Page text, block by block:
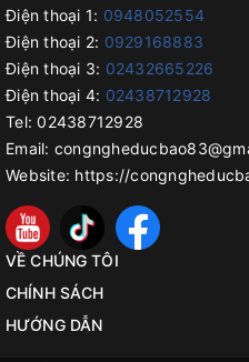
Điện thoại 1: 0948052554
Điện thoại 2: 0929168883
Điện thoại 3: 02432665226
Điện thoại 4: 02438712928
Tel: 02438712928
Email:
Website: https://
VỀ CHÚNG TÔI
CHÍNH SÁCH
HƯỚNG DẪN